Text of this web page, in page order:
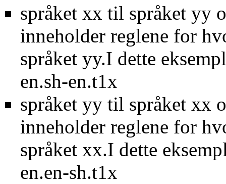
språket xx til språket yy
inneholder reglene for
språket yy.I dette
en.sh-en.t1x
språket yy til språket xx
inneholder reglene for
språket xx.I dette
en.en-sh.t1x